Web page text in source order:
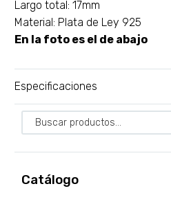
Catálogo
Largo total: 17mm
Material: Plata de Ley 925
En la foto es el de abajo
Especificaciones